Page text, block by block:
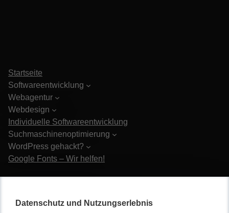
Datenschutz und Nutzungserlebnis
Startseite
Softwareentwicklung
Webagentur
Webdesign
Individuelle Softwareentwicklung
Suchmaschinenoptimierung
WordPress gehackt?
Google Fonts – Wir helfen!
Webentwicklung